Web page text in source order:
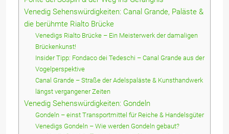
Venedig Sehenswürdigkeiten: Canal Grande, Paläste &
die berühmte Rialto Brücke
Venedigs Rialto Brücke – Ein Meisterwerk der damaligen
Brückenkunst!
Insider Tipp: Fondaco dei Tedeschi – Canal Grande aus der
Vogelperspektive
Canal Grande – Straße der Adelspaläste & Kunsthandwerk
längst vergangener Zeiten
Venedig Sehenswürdigkeiten: Gondeln
Gondeln – einst Transportmittel für Reiche & Handelsgüter
Venedigs Gondeln – Wie werden Gondeln gebaut?